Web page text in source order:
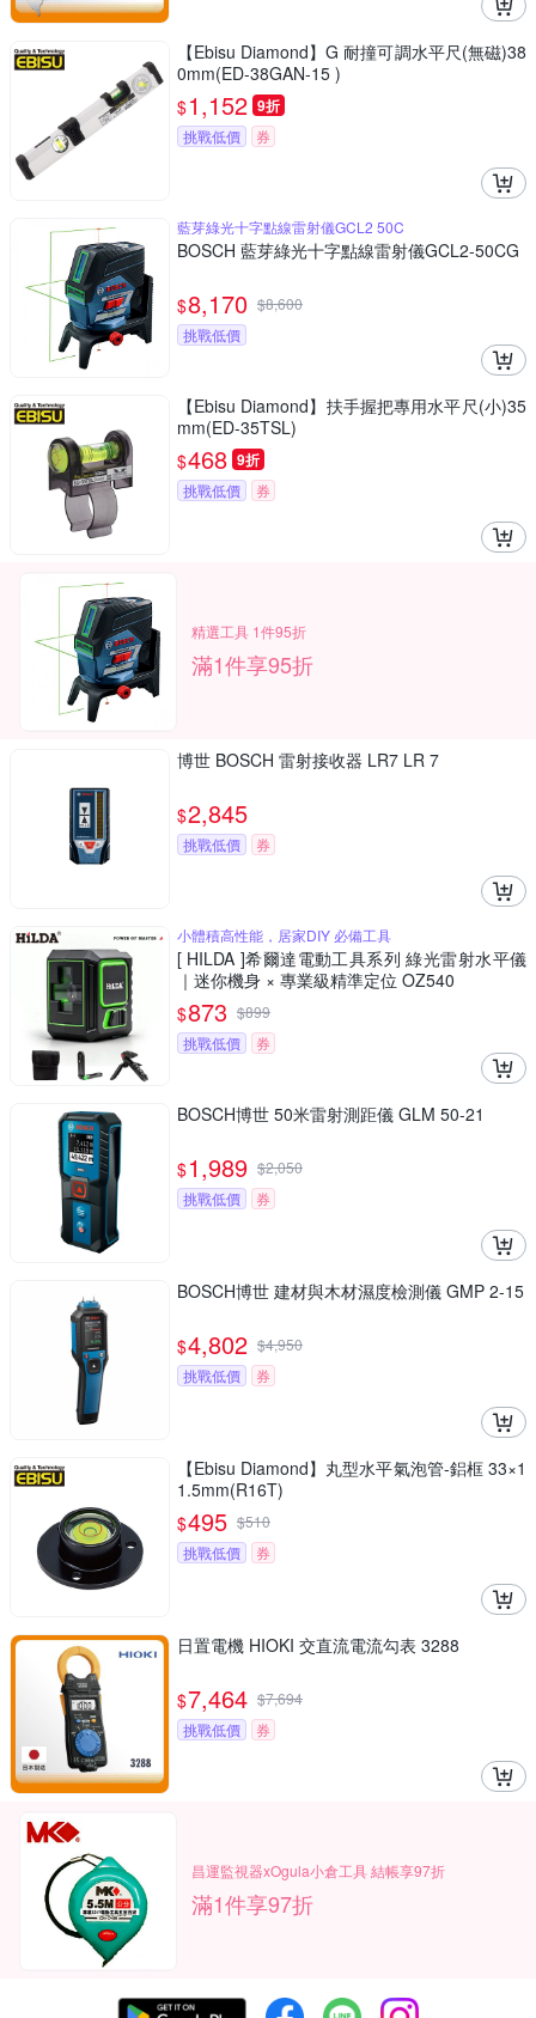
【Ebisu Diamond】G 耐撞可調水平尺(無磁)38
0mm(ED-38GAN-15 )
$1,152 9折
挑戰低價 券
藍芽綠光十字點線雷射儀GCL2 50C
BOSCH 藍芽綠光十字點線雷射儀GCL2-50CG
$8,170 $8,600
挑戰低價
【Ebisu Diamond】扶手握把專用水平尺(小)35
mm(ED-35TSL)
$468 9折
挑戰低價 券
精選工具 1件95折
滿1件享95折
博世 BOSCH 雷射接收器 LR7 LR 7
$2,845
挑戰低價 券
小體積高性能，居家DIY 必備工具
[ HILDA ]希爾達電動工具系列 綠光雷射水平儀
｜迷你機身 × 專業級精準定位 OZ540
$873 $899
挑戰低價
券
BOSCH博世 50米雷射測距儀 GLM 50-21
$1,989 $2,050
挑戰低價
券
BOSCH博世 建材與木材濕度檢測儀 GMP 2-15
$4,802 $4,950
挑戰低價
券
【Ebisu Diamond】丸型水平氣泡管-鋁框 33×1
1.5mm(R16T)
$495 $510
挑戰低價
券
日置電機 HIOKI 交直流電流勾表 3288
$7,464 $7,694
挑戰低價
券
昌運監視器xOgula小倉工具 結帳享97折
滿1件享97折